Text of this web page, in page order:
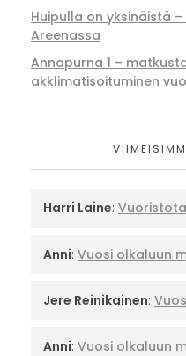
Huipulla on yksinäistä
Areenassa
Annapurna 1 –
akklimatisoituminen
Harri Laine:
Anni: Vuosi olkaluun
Jere Reinikainen:
Anni: Vuosi olkaluun